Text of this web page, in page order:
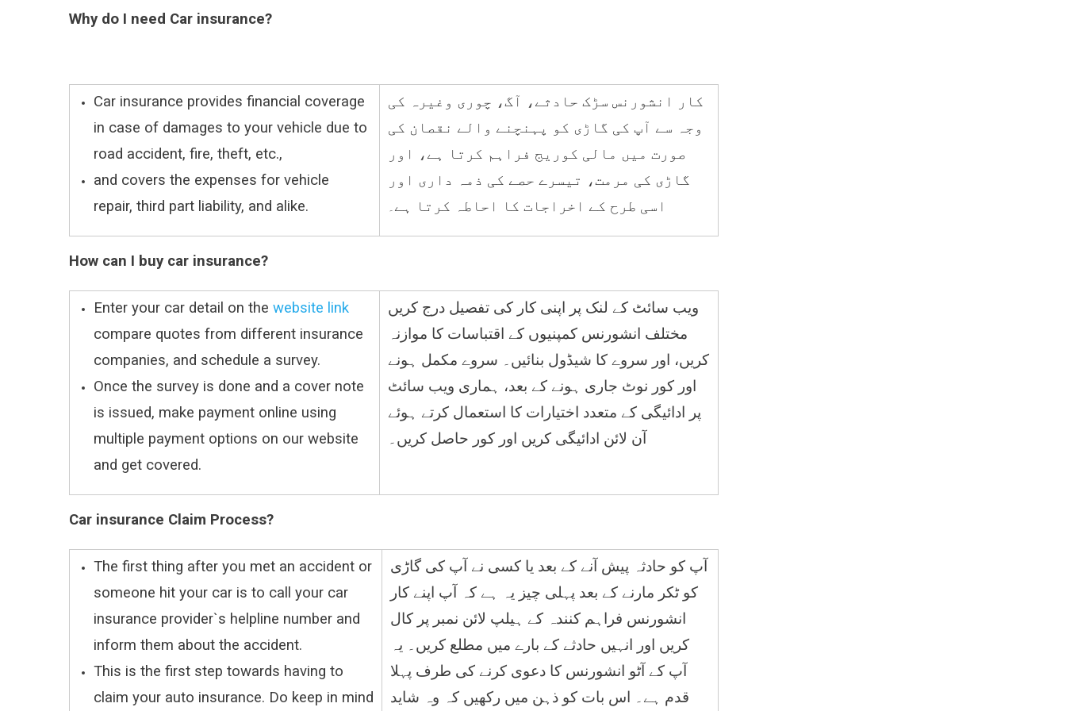
Why do I need Car insurance?
Car insurance provides financial coverage
in case of damages to your vehicle due to
road accident, fire, theft, etc.,
and covers the expenses for vehicle
repair, third part liability, and alike.
کار انشورنس سڑک حادثے، آگ، چوری وغیرہ کی
وجہ سے آپ کی گاڑی کو پہنچنے والے نقصان کی
صورت میں مالی کوریج فراہم کرتا ہے، اور
گاڑی کی مرمت، تیسرے حصے کی ذمہ داری اور
اسی طرح کے اخراجات کا احاطہ کرتا ہے۔
How can I buy car insurance?
Enter your car detail on the website link
compare quotes from different insurance
companies, and schedule a survey.
Once the survey is done and a cover note
is issued, make payment online using
multiple payment options on our website
and get covered.
ویب سائٹ کے لنک پر اپنی کار کی تفصیل درج کریں
مختلف انشورنس کمپنیوں کے اقتباسات کا موازنہ
کریں، اور سروے کا شیڈول بنائیں۔ سروے مکمل ہونے
اور کور نوٹ جاری ہونے کے بعد، ہماری ویب سائٹ
پر ادائیگی کے متعدد اختیارات کا استعمال کرتے ہوئے
آن لائن ادائیگی کریں اور کور حاصل کریں۔
Car insurance Claim Process?
The first thing after you met an accident or
someone hit your car is to call your car
insurance provider`s helpline number and
inform them about the accident.
This is the first step towards having to
claim your auto insurance. Do keep in mind
آپ کو حادثہ پیش آنے کے بعد یا کسی نے آپ کی گاڑی
کو ٹکر مارنے کے بعد پہلی چیز یہ ہے کہ آپ اپنے کار
انشورنس فراہم کنندہ کے ہیلپ لائن نمبر پر کال
کریں اور انہیں حادثے کے بارے میں مطلع کریں۔ یہ
آپ کے آٹو انشورنس کا دعوی کرنے کی طرف پہلا
قدم ہے۔ اس بات کو ذہن میں رکھیں کہ وہ شاید